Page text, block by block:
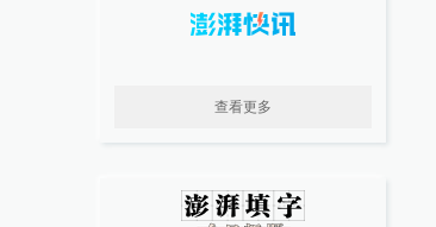
查看更多